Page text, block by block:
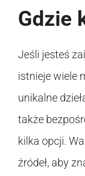
Gdzie
Jeśli jesteś
istnieje wiele
unikalne
także
kilka opcji.
źródeł, aby